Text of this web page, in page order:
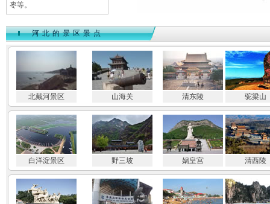
枣等。
河北的景区景点
北戴河景区 山海关 清东陵 驼梁山
白洋淀景区 野三坡 娲皇宫 清西陵